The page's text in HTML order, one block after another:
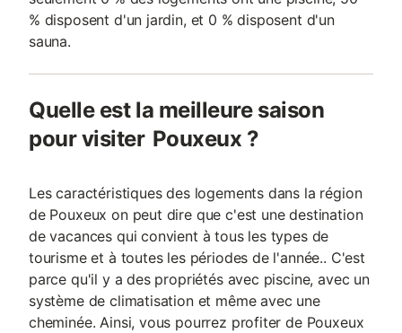
% disposent d'un jardin, et 0 % disposent d'un
sauna.
Quelle est la meilleure saison
pour visiter Pouxeux ?
Les caractéristiques des logements dans la région
de Pouxeux on peut dire que c'est une destination
de vacances qui convient à tous les types de
tourisme et à toutes les périodes de l'année.. C'est
parce qu'il y a des propriétés avec piscine, avec un
système de climatisation et même avec une
cheminée. Ainsi, vous pourrez profiter de Pouxeux